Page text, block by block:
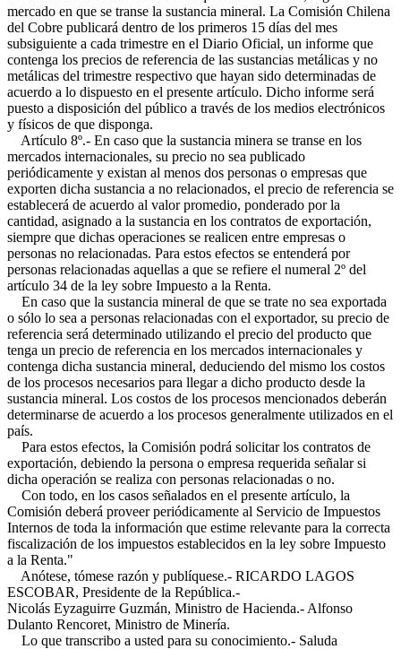
mercado en que se transe la sustancia mineral. La Comisión Chilena
del Cobre publicará dentro de los primeros 15 días del mes
subsiguiente a cada trimestre en el Diario Oficial, un informe que
contenga los precios de referencia de las sustancias metálicas y no
metálicas del trimestre respectivo que hayan sido determinadas de
acuerdo a lo dispuesto en el presente artículo. Dicho informe será
puesto a disposición del público a través de los medios electrónicos
y físicos de que disponga.
Artículo 8º.- En caso que la sustancia minera se transe en los
mercados internacionales, su precio no sea publicado
periódicamente y existan al menos dos personas o empresas que
exporten dicha sustancia a no relacionados, el precio de referencia se
establecerá de acuerdo al valor promedio, ponderado por la
cantidad, asignado a la sustancia en los contratos de exportación,
siempre que dichas operaciones se realicen entre empresas o
personas no relacionadas. Para estos efectos se entenderá por
personas relacionadas aquellas a que se refiere el numeral 2º del
artículo 34 de la ley sobre Impuesto a la Renta.
En caso que la sustancia mineral de que se trate no sea exportada
o sólo lo sea a personas relacionadas con el exportador, su precio de
referencia será determinado utilizando el precio del producto que
tenga un precio de referencia en los mercados internacionales y
contenga dicha sustancia mineral, deduciendo del mismo los costos
de los procesos necesarios para llegar a dicho producto desde la
sustancia mineral. Los costos de los procesos mencionados deberán
determinarse de acuerdo a los procesos generalmente utilizados en el
país.
Para estos efectos, la Comisión podrá solicitar los contratos de
exportación, debiendo la persona o empresa requerida señalar si
dicha operación se realiza con personas relacionadas o no.
Con todo, en los casos señalados en el presente artículo, la
Comisión deberá proveer periódicamente al Servicio de Impuestos
Internos de toda la información que estime relevante para la correcta
fiscalización de los impuestos establecidos en la ley sobre Impuesto
a la Renta."
Anótese, tómese razón y publíquese.- RICARDO LAGOS
ESCOBAR, Presidente de la República.-
Nicolás Eyzaguirre Guzmán, Ministro de Hacienda.- Alfonso
Dulanto Rencoret, Ministro de Minería.
Lo que transcribo a usted para su conocimiento.- Saluda